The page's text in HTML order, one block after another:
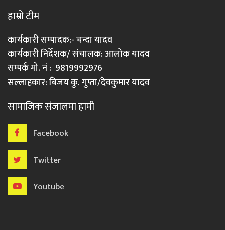
हाम्रो टीम
कार्यकारी सम्पादक:- चन्दा यादव
कार्यकारी निर्देशक/ संचालक: आलोक यादव
सम्पर्क मो. नं : 9819992976
सल्लाहकार: बिजय कु. गुप्ता/देवकुमार यादव
सामाजिक संजालमा हामी
Facebook
Twitter
Youtube